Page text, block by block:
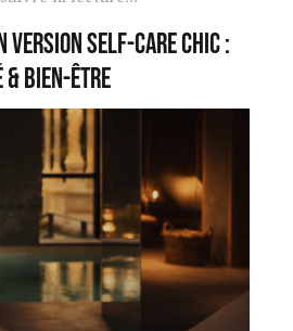
version self-care chic :
& bien-être